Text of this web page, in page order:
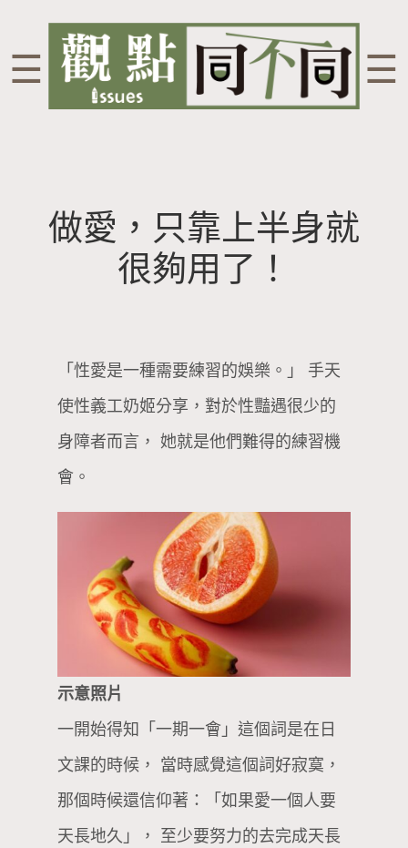
☰ ☰
做愛，只靠上半身就
很夠用了！
「性愛是一種需要練習的娛樂。」 手天
使性義工奶姬分享，對於性豔遇很少的
身障者而言， 她就是他們難得的練習機
會。
示意照片
一開始得知「一期一會」這個詞是在日
文課的時候， 當時感覺這個詞好寂寞，
那個時候還信仰著：「如果愛一個人要
天長地久」， 至少要努力的去完成天長